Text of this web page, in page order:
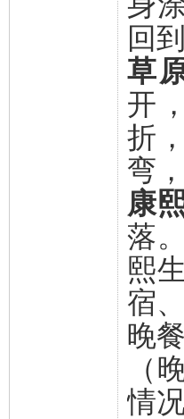
回
草
开
折
弯
康
落
熙
宿
晚
（
情